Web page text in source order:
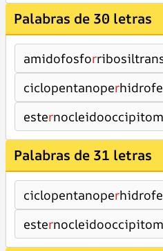
Palabras de 30 letras
amidofosfor
ciclopentanoper
ester
Palabras de 31 letras
ciclopentanoper
ester